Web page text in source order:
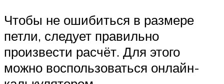
Чтобы не ошибиться в размере
петли, следует правильно
произвести расчёт. Для этого
можно воспользоваться онлайн-